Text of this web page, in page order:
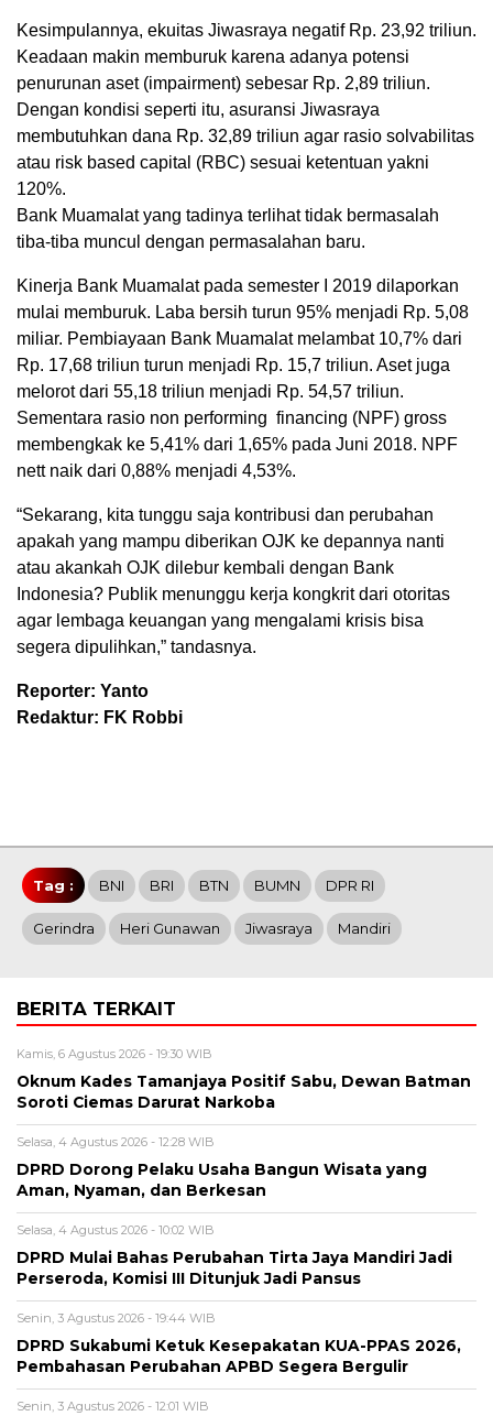
Kesimpulannya, ekuitas Jiwasraya negatif Rp. 23,92 triliun.
Keadaan makin memburuk karena adanya potensi
penurunan aset (impairment) sebesar Rp. 2,89 triliun.
Dengan kondisi seperti itu, asuransi Jiwasraya
membutuhkan dana Rp. 32,89 triliun agar rasio solvabilitas
atau risk based capital (RBC) sesuai ketentuan yakni
120%.
Bank Muamalat yang tadinya terlihat tidak bermasalah
tiba-tiba muncul dengan permasalahan baru.
Kinerja Bank Muamalat pada semester I 2019 dilaporkan
mulai memburuk. Laba bersih turun 95% menjadi Rp. 5,08
miliar. Pembiayaan Bank Muamalat melambat 10,7% dari
Rp. 17,68 triliun turun menjadi Rp. 15,7 triliun. Aset juga
melorot dari 55,18 triliun menjadi Rp. 54,57 triliun.
Sementara rasio non performing financing (NPF) gross
membengkak ke 5,41% dari 1,65% pada Juni 2018. NPF
nett naik dari 0,88% menjadi 4,53%.
“Sekarang, kita tunggu saja kontribusi dan perubahan
apakah yang mampu diberikan OJK ke depannya nanti
atau akankah OJK dilebur kembali dengan Bank
Indonesia? Publik menunggu kerja kongkrit dari otoritas
agar lembaga keuangan yang mengalami krisis bisa
segera dipulihkan,” tandasnya.
Reporter: Yanto
Redaktur: FK Robbi
Tag : BNI BRI BTN BUMN DPR RI
Gerindra Heri Gunawan Jiwasraya Mandiri
BERITA TERKAIT
Kamis, 6 Agustus 2026 - 19:30 WIB
Oknum Kades Tamanjaya Positif Sabu, Dewan Batman
Soroti Ciemas Darurat Narkoba
Selasa, 4 Agustus 2026 - 12:28 WIB
DPRD Dorong Pelaku Usaha Bangun Wisata yang
Aman, Nyaman, dan Berkesan
Selasa, 4 Agustus 2026 - 10:02 WIB
DPRD Mulai Bahas Perubahan Tirta Jaya Mandiri Jadi
Perseroda, Komisi III Ditunjuk Jadi Pansus
Senin, 3 Agustus 2026 - 19:44 WIB
DPRD Sukabumi Ketuk Kesepakatan KUA-PPAS 2026,
Pembahasan Perubahan APBD Segera Bergulir
Senin, 3 Agustus 2026 - 12:01 WIB